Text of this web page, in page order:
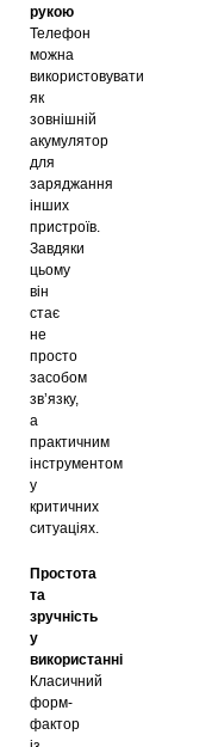
рукою
Телефон
можна
використовувати
як
зовнішній
акумулятор
для
заряджання
інших
пристроїв.
Завдяки
цьому
він
стає
не
просто
засобом
зв’язку,
а
практичним
інструментом
у
критичних
ситуаціях.
Простота
та
зручність
у
використанні
Класичний
форм-
фактор